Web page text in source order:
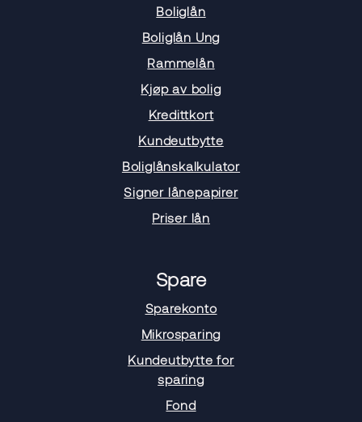
Boliglån
Boliglån Ung
Rammelån
Kjøp av bolig
Kredittkort
Kundeutbytte
Boliglånskalkulator
Signer lånepapirer
Priser lån
Spare
Sparekonto
Mikrosparing
Kundeutbytte for
sparing
Fond